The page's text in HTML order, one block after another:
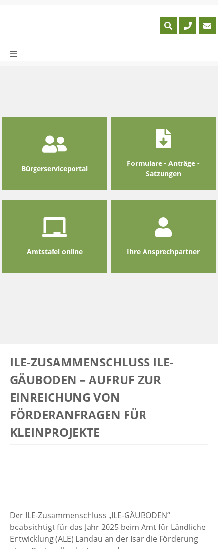
content
Bürgerserviceportal
Formulare - Anträge -
Satzungen
Amtstafel online Ihre Ansprechpartner
ILE-ZUSAMMENSCHLUSS ILE-
GÄUBODEN – AUFRUF ZUR
EINREICHUNG VON
FÖRDERANFRAGEN FÜR
KLEINPROJEKTE
Der ILE-Zusammenschluss „ILE-GÄUBODEN“
beabsichtigt für das Jahr 2025 beim Amt für Ländliche
Entwicklung (ALE) Landau an der Isar die Förderung